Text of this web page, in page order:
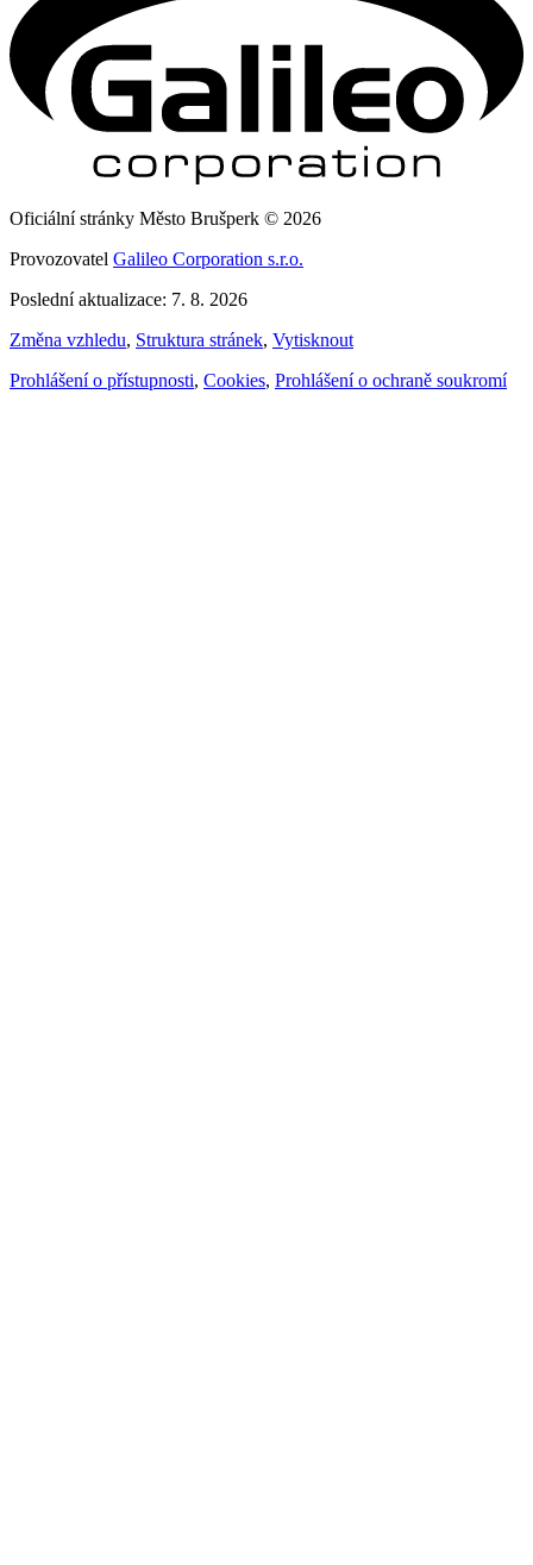
Oficiální stránky Město Brušperk © 2026
Provozovatel Galileo Corporation s.r.o.
Poslední aktualizace: 7. 8. 2026
Změna vzhledu, Struktura stránek, Vytisknout
Prohlášení o přístupnosti, Cookies, Prohlášení o ochraně soukromí